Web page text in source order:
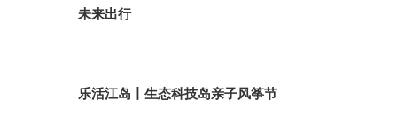
未来出行
乐活江岛丨生态科技岛亲子风筝节